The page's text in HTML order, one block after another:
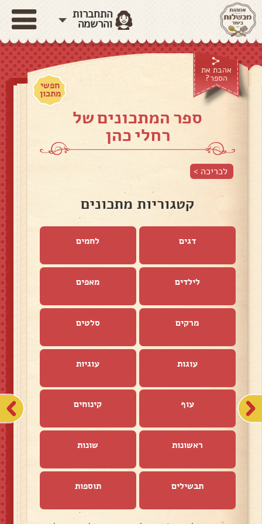
התחברות
והרשמה
אהבת את
הספר?
חפשי
מתכון
ספר המתכונים של
רחלי כהן
לכריכה >
קטגוריות מתכונים
דגים לחמים
לילדים מאפים
מרקים סלטים
עוגות עוגיות
עוף קינוחים
ראשונות שונות
תבשילים תוספות